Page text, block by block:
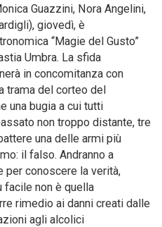
Guazzini, Nora Angelini,
giovedì, è
“Magie del Gusto”
Umbra. La sfida
in concomitanza con
trama del corteo del
una bugia a cui tutti
non troppo distante, tre
una delle armi più
il falso. Andranno a
per conoscere la verità,
facile non è quella
rimedio ai danni creati dalle
agli alcolici